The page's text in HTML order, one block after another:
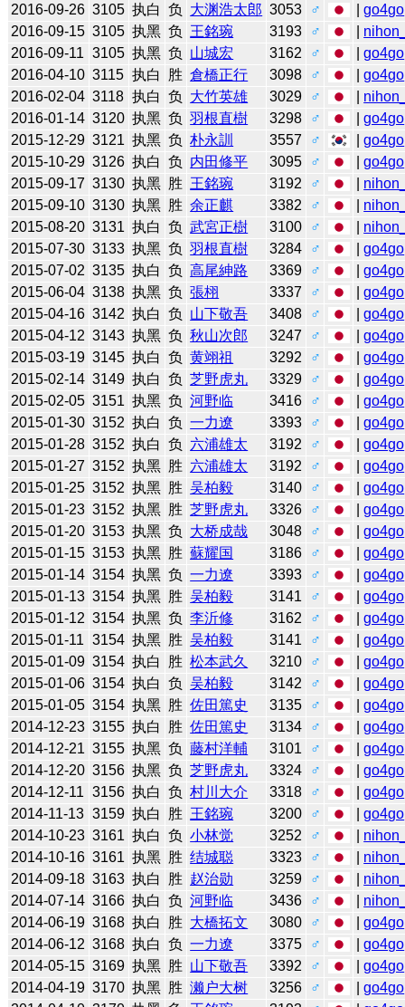
2016-09-26 3105 执白 负 大渊浩太郎 3053 ♂ |go4go
2016-09-15 3105 执黑 负 王銘琬 3193 ♂
2016-09-11 3105 执黑 负 山城宏 3162 ♂ |go4go
2016-04-10 3115 执白 胜 倉橋正行 3098 ♂ |go4go
2016-02-04 3118 执白 负 大竹英雄 3029 ♂
2016-01-14 3120 执黑 负 羽根直樹 3298 ♂ |go4go
2015-12-29 3121 执黑 负 朴永訓 3557 ♂ |go4go
2015-10-29 3126 执白 负 内田修平 3095 ♂ |go4go
2015-09-17 3130 执黑 胜 王銘琬 3192 ♂
2015-09-10 3130 执黑 胜 余正麒 3382 ♂
2015-08-20 3131 执白 负 武宮正樹 3100 ♂
2015-07-30 3133 执黑 负 羽根直樹 3284 ♂ |go4go
2015-07-02 3135 执白 负 高尾紳路 3369 ♂ |go4go
2015-06-04 3138 执黑 负 張栩 3337 ♂ |go4go
2015-04-16 3142 执白 负 山下敬吾 3408 ♂ |go4go
2015-04-12 3143 执黑 负 秋山次郎 3247 ♂ |go4go
2015-03-19 3145 执白 负 黄翊祖 3292 ♂ |go4go
2015-02-14 3149 执白 负 芝野虎丸 3329 ♂ |go4go
2015-02-05 3151 执黑 负 河野临 3416 ♂ |go4go
2015-01-30 3152 执白 负 一力遼 3393 ♂ |go4go
2015-01-28 3152 执白 负 六浦雄太 3192 ♂ |go4go
2015-01-27 3152 执黑 胜 六浦雄太 3192 ♂ |go4go
2015-01-25 3152 执黑 胜 吴柏毅 3140 ♂ |go4go
2015-01-23 3152 执黑 胜 芝野虎丸 3326 ♂ |go4go
2015-01-20 3153 执黑 负 大桥成哉 3048 ♂ |go4go
2015-01-15 3153 执黑 胜 蘇耀国 3186 ♂ |go4go
2015-01-14 3154 执黑 负 一力遼 3393 ♂ |go4go
2015-01-13 3154 执黑 胜 吴柏毅 3141 ♂ |go4go
2015-01-12 3154 执黑 负 李沂修 3162 ♂ |go4go
2015-01-11 3154 执黑 胜 吴柏毅 3141 ♂ |go4go
2015-01-09 3154 执白 胜 松本武久 3210 ♂ |go4go
2015-01-06 3154 执白 负 吴柏毅 3142 ♂ |go4go
2015-01-05 3154 执黑 胜 佐田篤史 3135 ♂ |go4go
2014-12-23 3155 执白 胜 佐田篤史 3134 ♂ |go4go
2014-12-21 3155 执黑 负 藤村洋輔 3101 ♂ |go4go
2014-12-20 3156 执黑 负 芝野虎丸 3324 ♂ |go4go
2014-12-11 3156 执白 负 村川大介 3318 ♂ |go4go
2014-11-13 3159 执白 胜 王銘琬 3200 ♂ |go4go
2014-10-23 3161 执白 负 小林觉 3252 ♂
2014-10-16 3161 执黑 胜 结城聪 3323 ♂
2014-09-18 3163 执白 胜 赵治勋 3259 ♂
2014-07-14 3166 执白 负 河野临 3436 ♂
2014-06-19 3168 执白 胜 大橋拓文 3080 ♂ |go4go
2014-06-12 3168 执白 负 一力遼 3375 ♂ |go4go
2014-05-15 3169 执黑 胜 山下敬吾 3392 ♂ |go4go
2014-04-19 3170 执黑 胜 濑户大树 3256 ♂ |go4go